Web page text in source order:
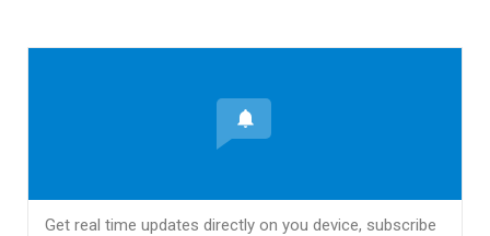
Get real time updates directly on you device, subscribe